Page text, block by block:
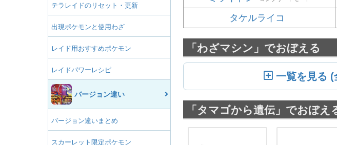
テラレイドのリセット・更新
出現ポケモンと使用わざ
レイド用おすすめポケモン
レイドパワーレシピ
バージョン違い
バージョン違いまとめ
スカーレット限定ポケモン
タケルライコ
「わざマシン」でおぼえる
一覧を見る (
「タマゴから遺伝」でおぼえ